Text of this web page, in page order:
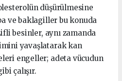
düşürülmesine
ve baklagiller bu konuda
besinler, aynı zamanda
yavaşlatarak kan
engeller; adeta vücudun
çalışır.